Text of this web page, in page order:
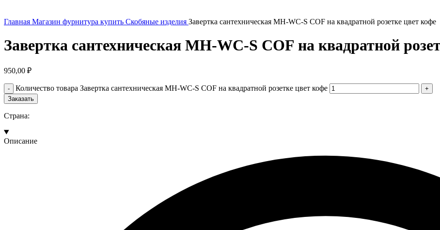
Главная Магазин фурнитура купить Скобяные изделия Завертка сантехническая MH-WC-S COF на квадратной розетке цвет кофе
Завертка сантехническая MH-WC-S COF на квадратной
950,00 ₽
Количество товара Завертка сантехническая MH-WC-S COF на квадратной розетке цвет кофе
Заказать
Страна:
Описание